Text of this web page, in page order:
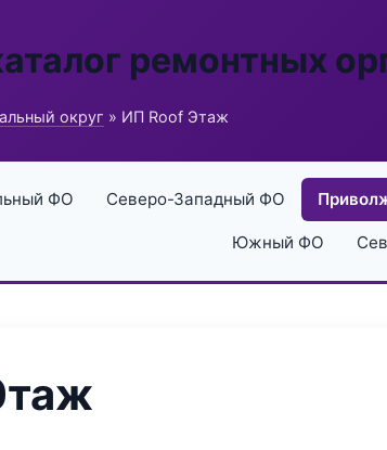
ремонтных
округ » ИП Roof Этаж
ФО Северо-Западный ФО
Южный ФО